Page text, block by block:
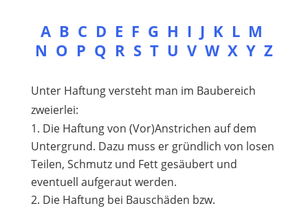
A B C D E F G H I J K L M
N O P Q R S T U V W X Y Z
Unter Haftung versteht man im Baubereich
zweierlei:
Die Haftung von (Vor)Anstrichen auf dem
Untergrund. Dazu muss er gründlich von losen
Teilen, Schmutz und Fett gesäubert und
eventuell aufgeraut werden.
Die Haftung bei Bauschäden bzw.